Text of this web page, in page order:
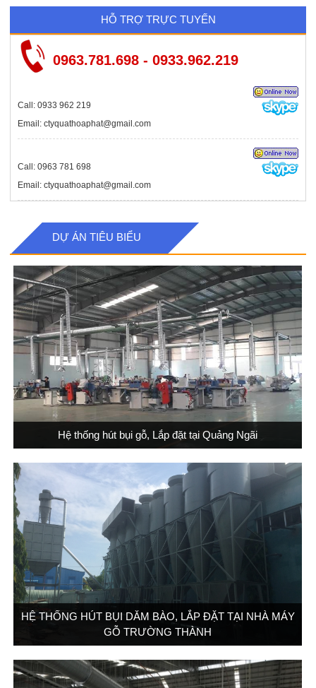
HỖ TRỢ TRỰC TUYẾN
0963.781.698 - 0933.962.219
Call: 0933 962 219
Email: ctyquathoaphat@gmail.com
Call: 0963 781 698
Email: ctyquathoaphat@gmail.com
DỰ ÁN TIÊU BIỂU
Hệ thống hút bụi gỗ, Lắp đặt tại Quảng Ngãi
HỆ THỐNG HÚT BỤI DĂM BÀO, LẮP ĐẶT TẠI NHÀ MÁY
GỖ TRƯỜNG THÀNH